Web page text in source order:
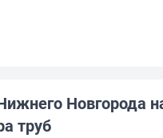
Новгорода
труб